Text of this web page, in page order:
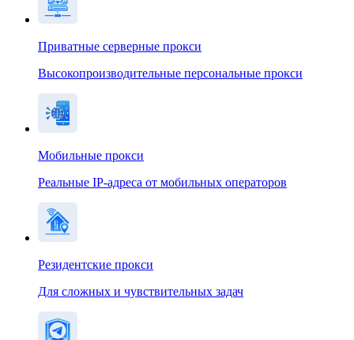
Приватные серверные прокси
Высокопроизводительные персональные прокси
Мобильные прокси
Реальные IP-адреса от мобильных операторов
Резидентские прокси
Для сложных и чувствительных задач